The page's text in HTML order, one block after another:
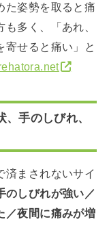
た姿勢を取ると痛
多く、「あれ、
寄せると痛い」と
手のしびれ、
済まされないサイ
のしびれが強い／
／夜間に痛みが増